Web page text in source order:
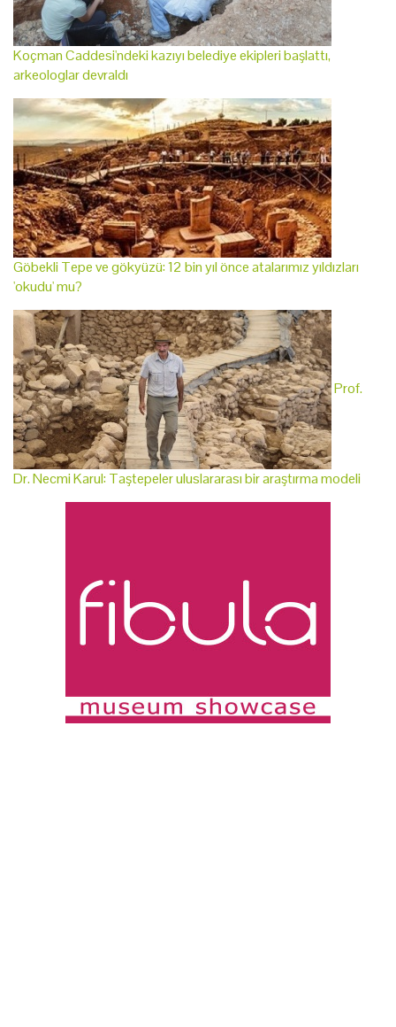
Koçman Caddesi'ndeki kazıyı belediye ekipleri başlattı,
arkeologlar devraldı
Göbekli Tepe ve gökyüzü: 12 bin yıl önce atalarımız yıldızları
'okudu' mu?
Prof.
Dr. Necmi Karul: Taştepeler uluslararası bir araştırma modeli